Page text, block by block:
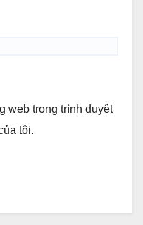
web trong trình duyệt
tôi.